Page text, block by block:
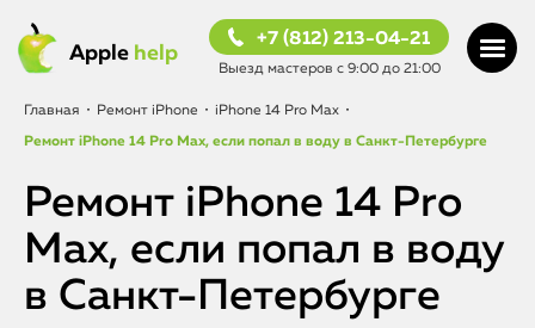
Apple help
+7 (812) 213-04-21
Выезд мастеров с 9:00 до 21:00
Главная • Ремонт iPhone • iPhone 14 Pro Max •
Ремонт iPhone 14 Pro Max, если попал в воду в Санкт-Петербурге
Ремонт iPhone 14 Pro
Max, если попал в воду
в Санкт-Петербурге